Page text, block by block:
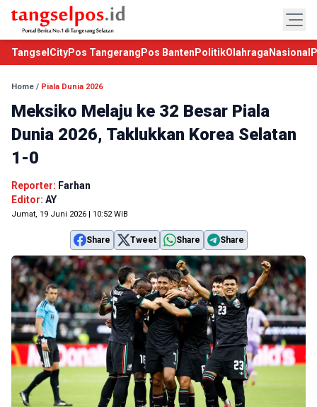
TangselCityPos Tangerang Pos Banten PolitikOlahraga Nasional
Home / Piala Dunia 2026
Meksiko Melaju ke 32 Besar Piala
Dunia 2026, Taklukkan Korea Selatan
1-0
Reporter: Farhan
Editor: AY
Jumat, 19 Juni 2026 | 10:52 WIB
Share Tweet Share Share